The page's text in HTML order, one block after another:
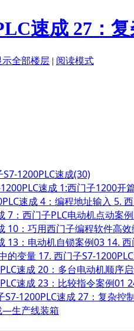
速成 27：
示全部楼层 | 阅读模式
1200PLC速成(30)
速成 1:西门子1200开
速成 4：编程地址输入 5.
7：西门子PLC电动机点动案
10：巧用西门子编程软件高
13：电动机自锁案例03 14. 西
的变量 17. 西门子S7-
速成 20：多台电动机顺序
速成 23：比较指令案例01
S7-1200PLC速成 27：复杂控
—生产线装箱